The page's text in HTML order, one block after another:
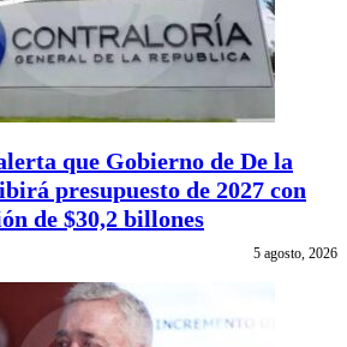
que Gobierno de De la
presupuesto de 2027 con
de $30,2 billones
5 agosto, 2026